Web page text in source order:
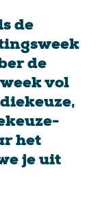
de
de
vol
het
je uit